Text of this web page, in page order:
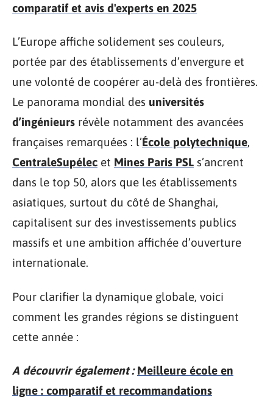
comparatif et avis d'experts en 2025
L’Europe affiche solidement ses couleurs,
portée par des établissements d’envergure et
une volonté de coopérer au-delà des frontières.
Le panorama mondial des universités
d’ingénieurs révèle notamment des avancées
françaises remarquées : l’École polytechnique,
CentraleSupélec et Mines Paris PSL s’ancrent
dans le top 50, alors que les établissements
asiatiques, surtout du côté de Shanghai,
capitalisent sur des investissements publics
massifs et une ambition affichée d’ouverture
internationale.
Pour clarifier la dynamique globale, voici
comment les grandes régions se distinguent
cette année :
A découvrir également : Meilleure école en
ligne : comparatif et recommandations